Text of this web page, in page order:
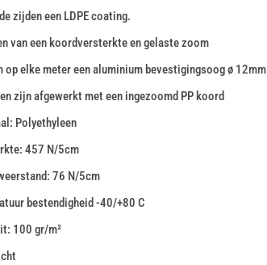
zijden een LDPE coating.
van een koordversterkte en gelaste zoom
op elke meter een aluminium bevestigingsoog ø 12mm
zijn afgewerkt met een ingezoomd PP koord
Polyethyleen
457 N/5cm
76 N/5cm
bestendigheid -40/+80 C
100 gr/m²